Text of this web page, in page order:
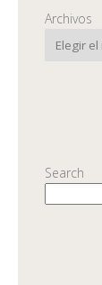
Archivos
Search